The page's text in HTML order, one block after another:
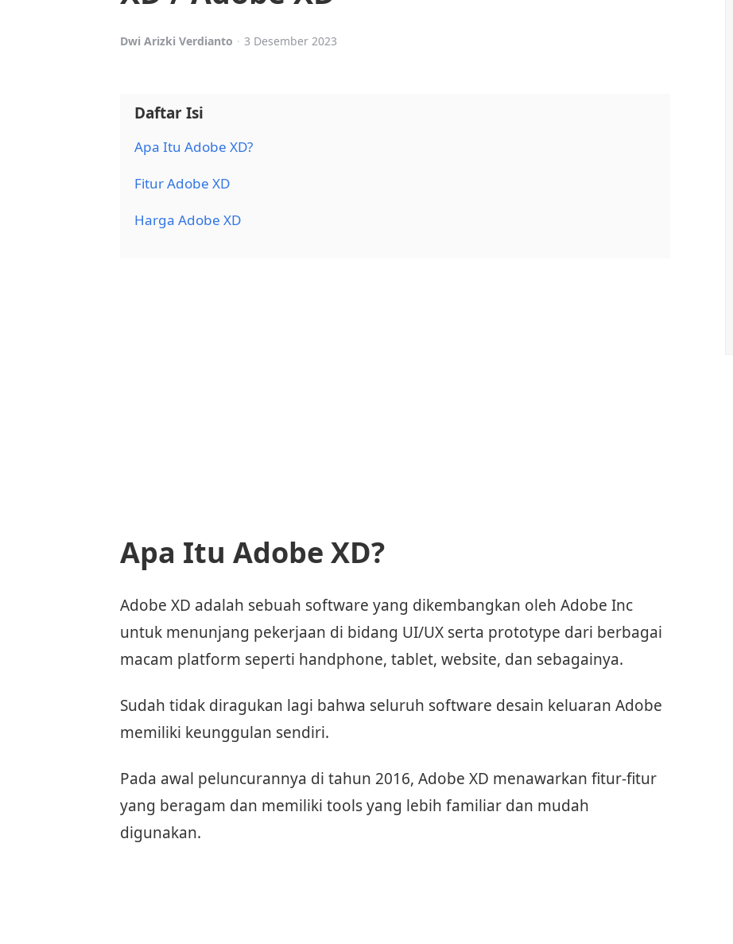
Posted
Dwi Arizki Verdianto 3 Desember 2023
Daftar Isi
Apa Itu Adobe XD?
Fitur Adobe XD
Harga Adobe XD
Apa Itu Adobe XD?
Adobe XD adalah sebuah software yang dikembangkan oleh Adobe Inc
untuk menunjang pekerjaan di bidang UI/UX serta prototype dari berbagai
macam platform seperti handphone, tablet, website, dan sebagainya.
Sudah tidak diragukan lagi bahwa seluruh software desain keluaran Adobe
memiliki keunggulan sendiri.
Pada awal peluncurannya di tahun 2016, Adobe XD menawarkan fitur-fitur
yang beragam dan memiliki tools yang lebih familiar dan mudah
digunakan.